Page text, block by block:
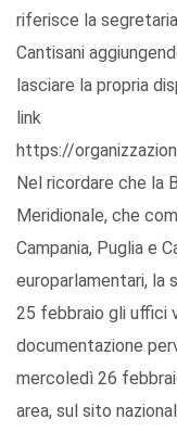
riferisce la
Cantisani
lasciare la propria
link
https://
Nel ricordare che la
Meridionale, che
Campania, Puglia e
europarlamentari, la
25 febbraio gli uffici
documentazione
mercoledì 26
area, sul sito